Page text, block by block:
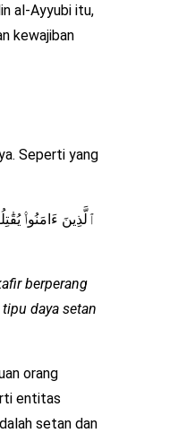
al-Ayyubi itu,
kewajiban
Seperti yang
ٱلَّذِينَ ءَامَنُوا۟
berperang
daya setan
setan dan